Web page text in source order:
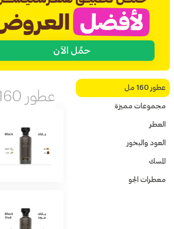
حمِّل الآن
عطور 160 مل
مجموعات مميزة
العطر
العود والبخور
المسك
معطرات الجو
عطور 160 مل